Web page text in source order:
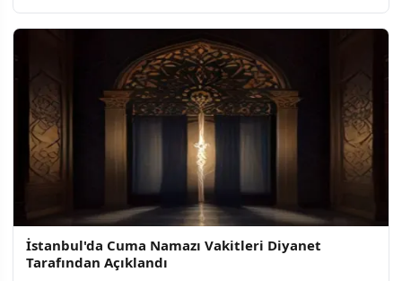
İstanbul'da Cuma Namazı Vakitleri Diyanet
Tarafından Açıklandı